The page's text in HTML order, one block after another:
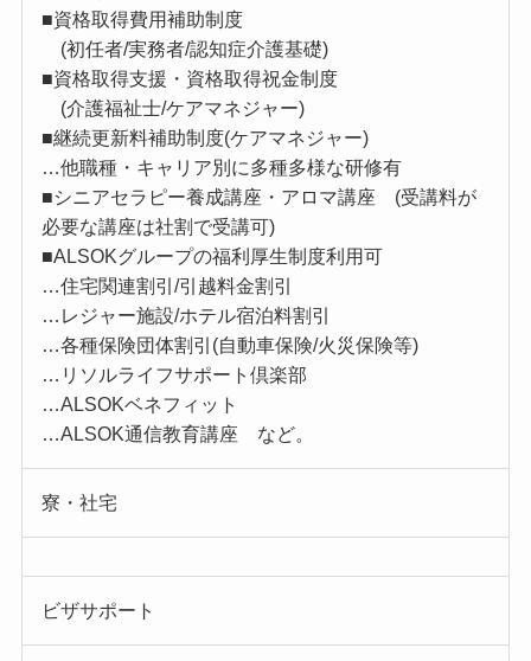
■資格取得費用補助制度
(初任者/実務者/認知症介護基礎)
■資格取得支援・資格取得祝金制度
(介護福祉士/ケアマネジャー)
■継続更新料補助制度(ケアマネジャー)
…他職種・キャリア別に多種多様な研修有
■シニアセラピー養成講座・アロマ講座 (受講料が
必要な講座は社割で受講可)
■ALSOKグループの福利厚生制度利用可
…住宅関連割引/引越料金割引
…レジャー施設/ホテル宿泊料割引
…各種保険団体割引(自動車保険/火災保険等)
…リソルライフサポート倶楽部
…ALSOKベネフィット
…ALSOK通信教育講座 など。
寮・社宅
ビザサポート